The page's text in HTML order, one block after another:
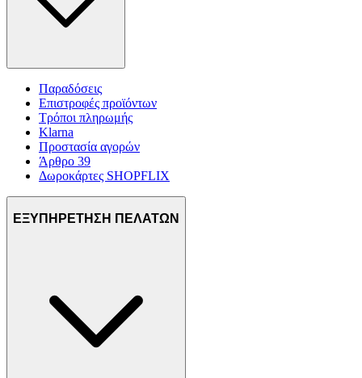
Παραδόσεις
Επιστροφές προϊόντων
Τρόποι πληρωμής
Klarna
Προστασία αγορών
Άρθρο 39
Δωροκάρτες SHOPFLIX
ΕΞΥΠΗΡΕΤΗΣΗ ΠΕΛΑΤΩΝ